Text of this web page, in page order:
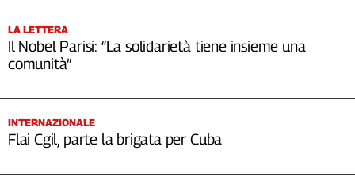
LA LETTERA
Il Nobel Parisi: “La solidarietà tiene insieme una
comunità”
INTERNAZIONALE
Flai Cgil, parte la brigata per Cuba